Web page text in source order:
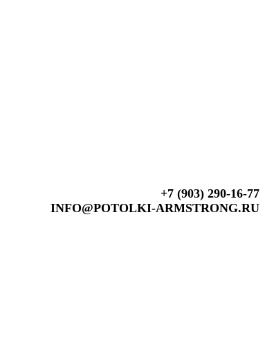
+7 (903) 290-16-77
INFO@POTOLKI-ARMSTRONG.RU